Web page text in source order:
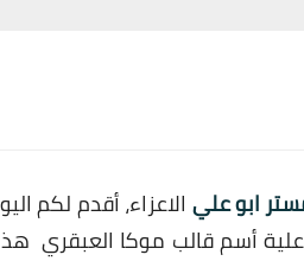
ابو علي الاعزاء، أقدم لكم
أطلقت علية أسم قالب موكا